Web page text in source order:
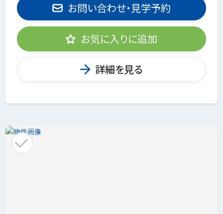
お問い合わせ・見学予約
お気に入りに追加
詳細を見る